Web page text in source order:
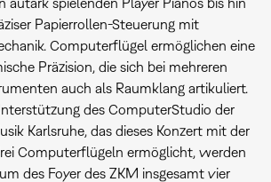
Papierrollen-Steuerung mit
Computerflügel ermöglichen eine
Präzision, die sich bei mehreren
auch als Raumklang artikuliert.
des ComputerStudio der
Karlsruhe, das dieses Konzert mit der
Computerflügeln ermöglicht, werden
des Foyer des ZKM insgesamt vier